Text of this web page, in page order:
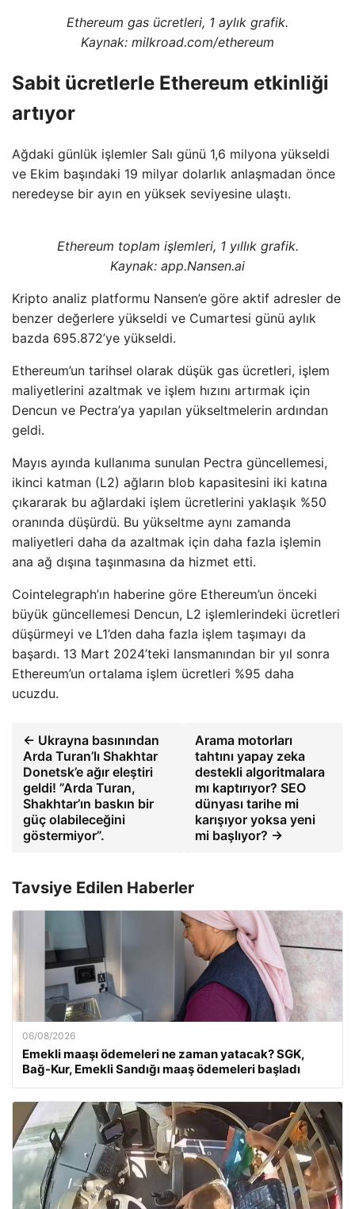
Ethereum gas ücretleri, 1 aylık grafik.
Kaynak: milkroad.com/ethereum
Sabit ücretlerle Ethereum etkinliği
artıyor
Ağdaki günlük işlemler Salı günü 1,6 milyona yükseldi
ve Ekim başındaki 19 milyar dolarlık anlaşmadan önce
neredeyse bir ayın en yüksek seviyesine ulaştı.
Ethereum toplam işlemleri, 1 yıllık grafik.
Kaynak: app.Nansen.ai
Kripto analiz platformu Nansen’e göre aktif adresler de
benzer değerlere yükseldi ve Cumartesi günü aylık
bazda 695.872’ye yükseldi.
Ethereum’un tarihsel olarak düşük gas ücretleri, işlem
maliyetlerini azaltmak ve işlem hızını artırmak için
Dencun ve Pectra’ya yapılan yükseltmelerin ardından
geldi.
Mayıs ayında kullanıma sunulan Pectra güncellemesi,
ikinci katman (L2) ağların blob kapasitesini iki katına
çıkararak bu ağlardaki işlem ücretlerini yaklaşık %50
oranında düşürdü. Bu yükseltme aynı zamanda
maliyetleri daha da azaltmak için daha fazla işlemin
ana ağ dışına taşınmasına da hizmet etti.
Cointelegraph’ın haberine göre Ethereum’un önceki
büyük güncellemesi Dencun, L2 işlemlerindeki ücretleri
düşürmeyi ve L1’den daha fazla işlem taşımayı da
başardı. 13 Mart 2024’teki lansmanından bir yıl sonra
Ethereum’un ortalama işlem ücretleri %95 daha
ucuzdu.
← Ukrayna basınından
Arda Turan’lı Shakhtar
Donetsk’e ağır eleştiri
geldi! ”Arda Turan,
Shakhtar’ın baskın bir
güç olabileceğini
göstermiyor”.
Arama motorları
tahtını yapay zeka
destekli algoritmalara
mı kaptırıyor? SEO
dünyası tarihe mi
karışıyor yoksa yeni
mi başlıyor? →
Tavsiye Edilen Haberler
06/08/2026
Emekli maaşı ödemeleri ne zaman yatacak? SGK,
Bağ-Kur, Emekli Sandığı maaş ödemeleri başladı